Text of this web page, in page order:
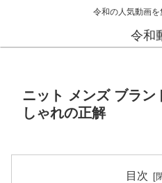
令和の人気動画を
令和
ニット メンズ ブラン
しゃれの正解
目次